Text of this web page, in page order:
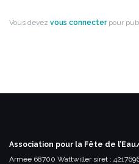
Vous devez vous connecterpour
Association pour la Fête de
Armée 68700 Wattwillersiret :